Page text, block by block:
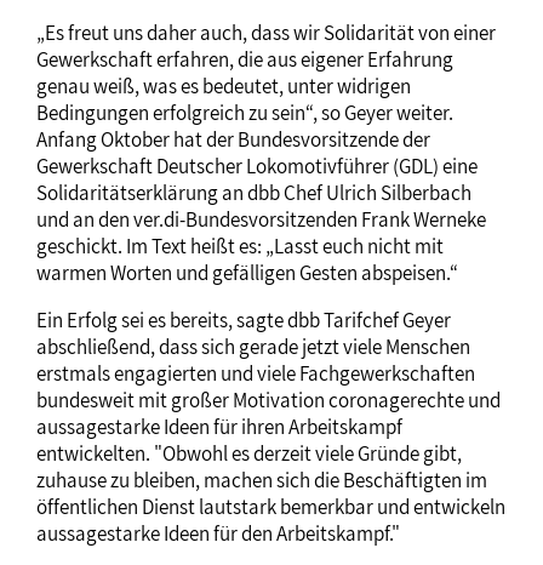
„Es freut uns daher auch, dass wir Solidarität von einer
Gewerkschaft erfahren, die aus eigener Erfahrung
genau weiß, was es bedeutet, unter widrigen
Bedingungen erfolgreich zu sein“, so Geyer weiter.
Anfang Oktober hat der Bundesvorsitzende der
Gewerkschaft Deutscher Lokomotivführer (GDL) eine
Solidaritätserklärung an dbb Chef Ulrich Silberbach
und an den ver.di-Bundesvorsitzenden Frank Werneke
geschickt. Im Text heißt es: „Lasst euch nicht mit
warmen Worten und gefälligen Gesten abspeisen.“
Ein Erfolg sei es bereits, sagte dbb Tarifchef Geyer
abschließend, dass sich gerade jetzt viele Menschen
erstmals engagierten und viele Fachgewerkschaften
bundesweit mit großer Motivation coronagerechte und
aussagestarke Ideen für ihren Arbeitskampf
entwickelten. "Obwohl es derzeit viele Gründe gibt,
zuhause zu bleiben, machen sich die Beschäftigten im
öffentlichen Dienst lautstark bemerkbar und entwickeln
aussagestarke Ideen für den Arbeitskampf."